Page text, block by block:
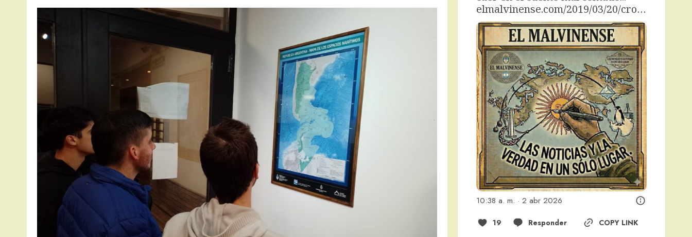
elmalvinense.com/2019/03/20/cro…
10:38 a. m. · 2 abr 2026
19 Responder
COPY LINK